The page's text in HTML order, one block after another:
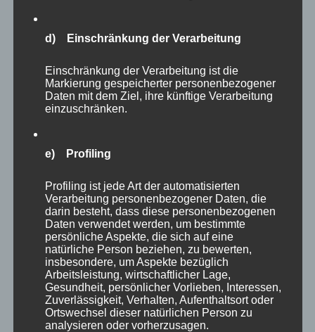
des Weges immer etwas zu sehen und lädt zum
Verweilen ein. Aktuell wird allerdings viel
gebaut und die Baustellen beeinträchtigen das
Zooerlebnis doch etwas, zumal z.B. die Giraffen
gerade ausquartiert sind, weil ihr Haus erneuert
begrüßen, aber für den Moment doch etwas
einschränkend. Meine weiteren Fotomodelle
des Tages, wie etwa Präriehunde,
Baumstachler, Stachelschweine,
Mähnenspringer, Ara und Kamele, fasse ich
jetzt in einer für heute letzten Galerie
zusammen.
d) Einschränkung der Verarbeitung
Einschränkung der Verarbeitung ist die
Markierung gespeicherter personenbezogener
Daten mit dem Ziel, ihre künftige Verarbeitung
einzuschränken.
e) Profiling
Profiling ist jede Art der automatisierten
Verarbeitung personenbezogener Daten, die
darin besteht, dass diese personenbezogenen
Daten verwendet werden, um bestimmte
persönliche Aspekte, die sich auf eine
natürliche Person beziehen, zu bewerten,
insbesondere, um Aspekte bezüglich
Arbeitsleistung, wirtschaftlicher Lage,
Gesundheit, persönlicher Vorlieben, Interessen,
Zuverlässigkeit, Verhalten, Aufenthaltsort oder
Ortswechsel dieser natürlichen Person zu
analysieren oder vorherzusagen.